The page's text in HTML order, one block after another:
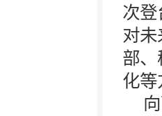
次登
对未
部、
化等